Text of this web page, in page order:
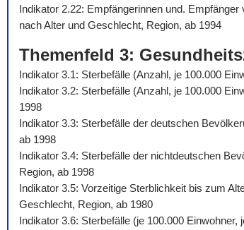
Indikator 2.22: Empfängerinnen und.
nach Alter und Geschlecht, Region, ab 1994
Themenfeld 3:
Indikator 3.1: Sterbefälle (Anzahl, je 100.000
Indikator 3.2: Sterbefälle (Anzahl, je 100.000
1998
Indikator 3.3: Sterbefälle der deutschen
ab 1998
Indikator 3.4: Sterbefälle der nichtdeutschen
Region, ab 1998
Indikator 3.5: Vorzeitige Sterblichkeit bis zum
Geschlecht, Region, ab 1980
Indikator 3.6: Sterbefälle (je 100.000